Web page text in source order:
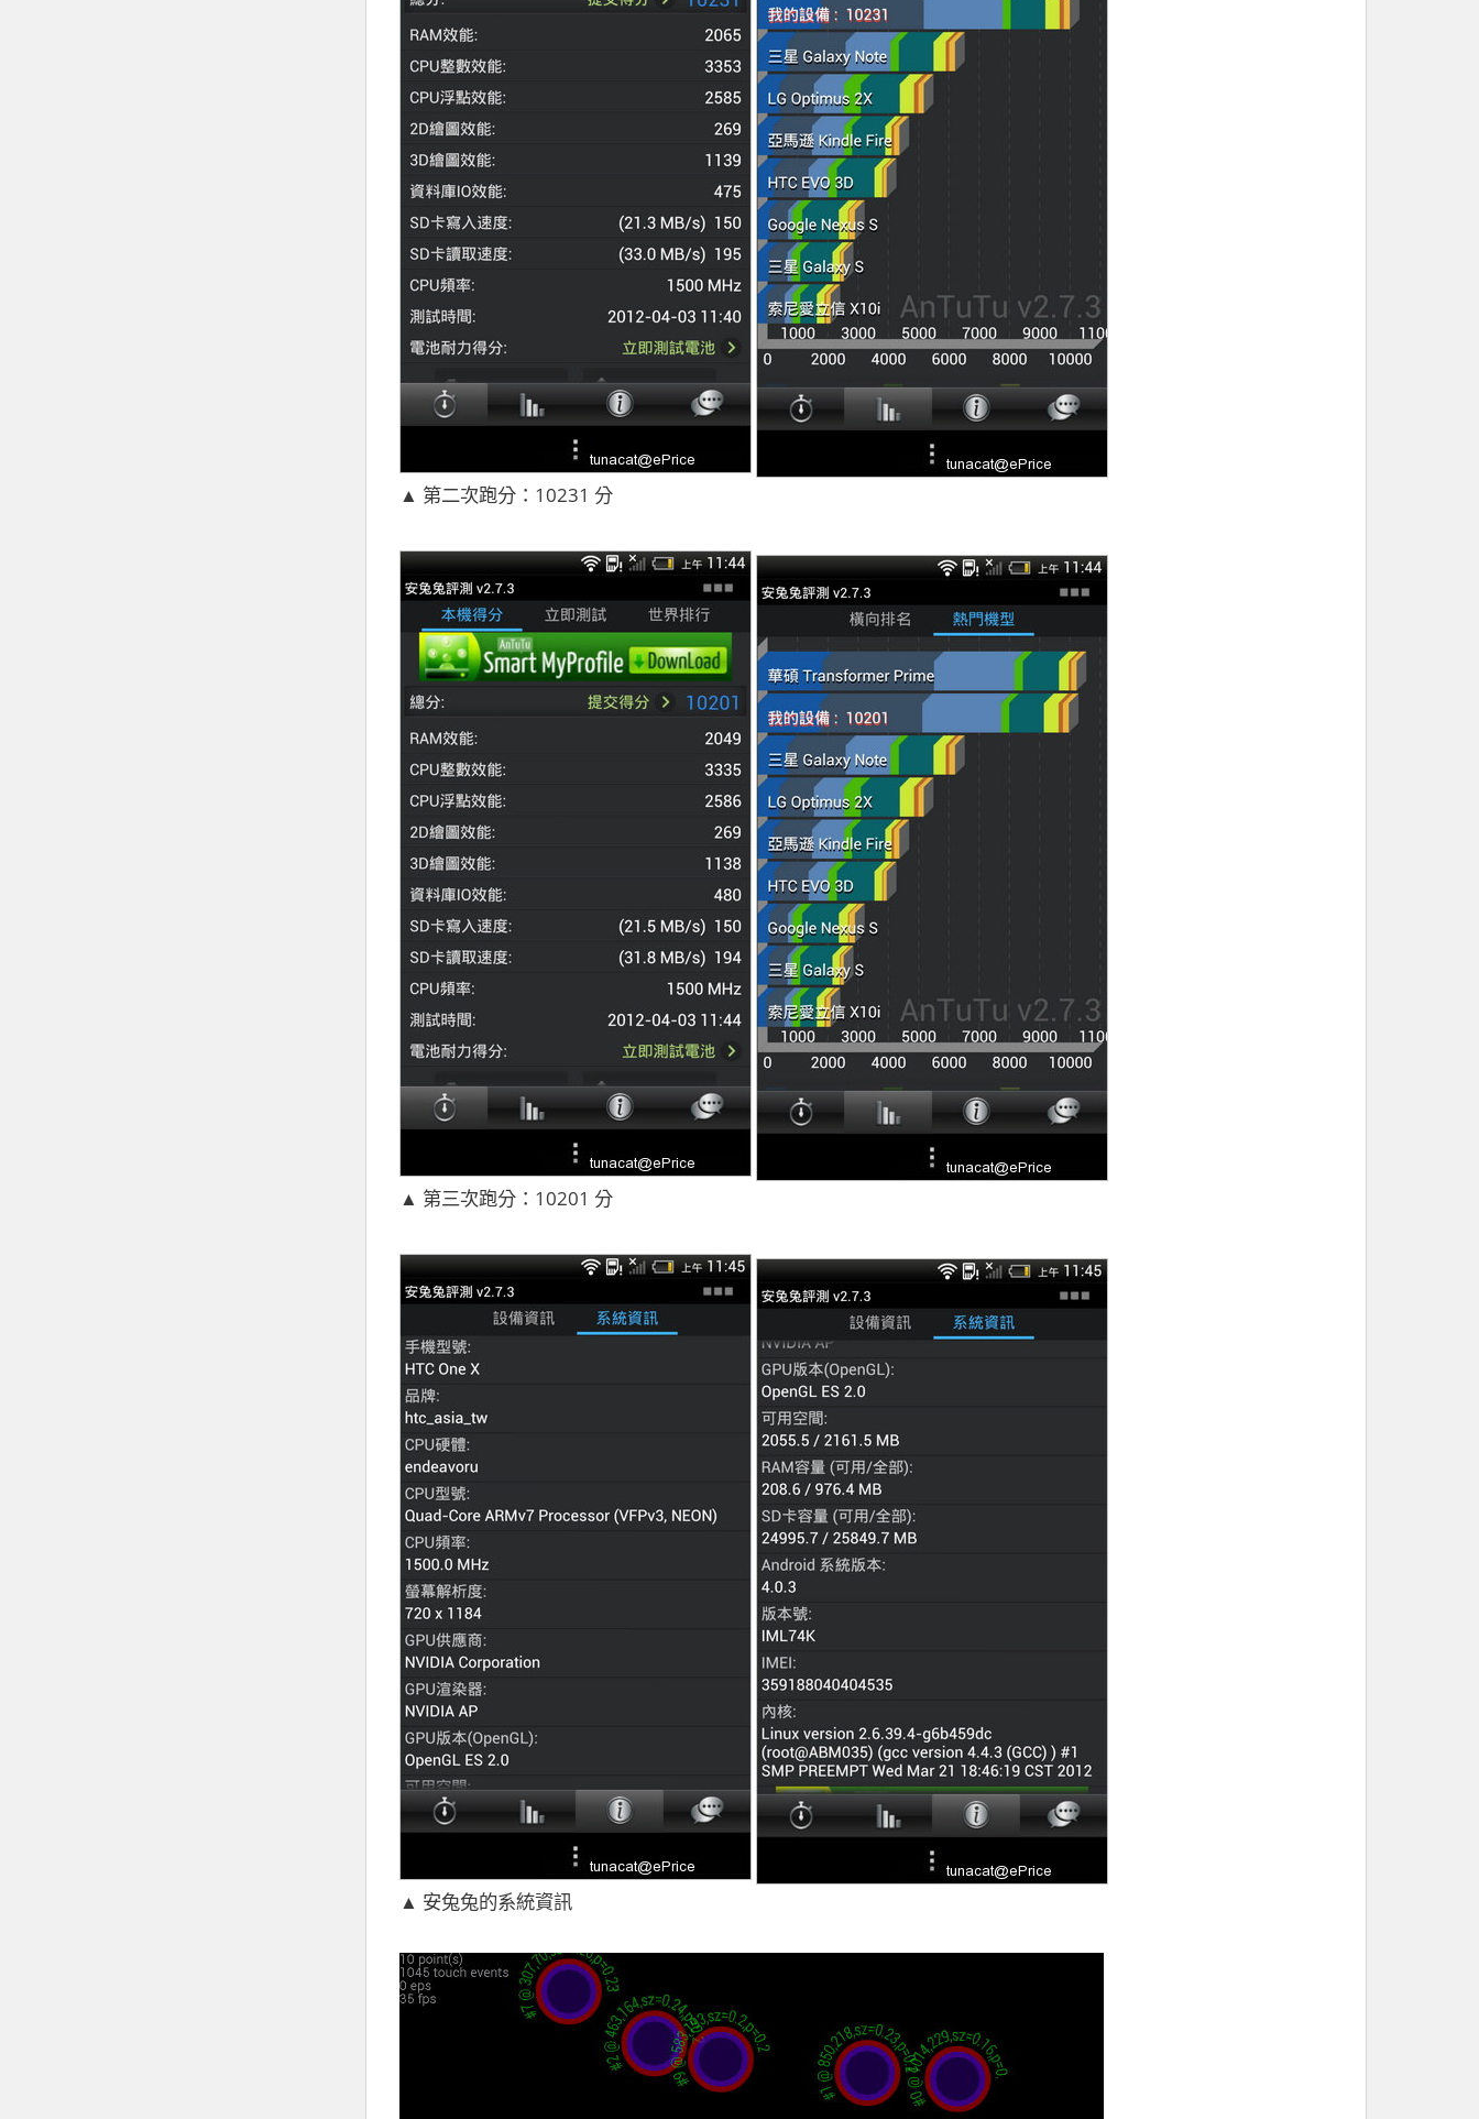
▲ 第二次跑分：10231 分
▲ 第三次跑分：10201 分
▲ 安兔兔的系統資訊